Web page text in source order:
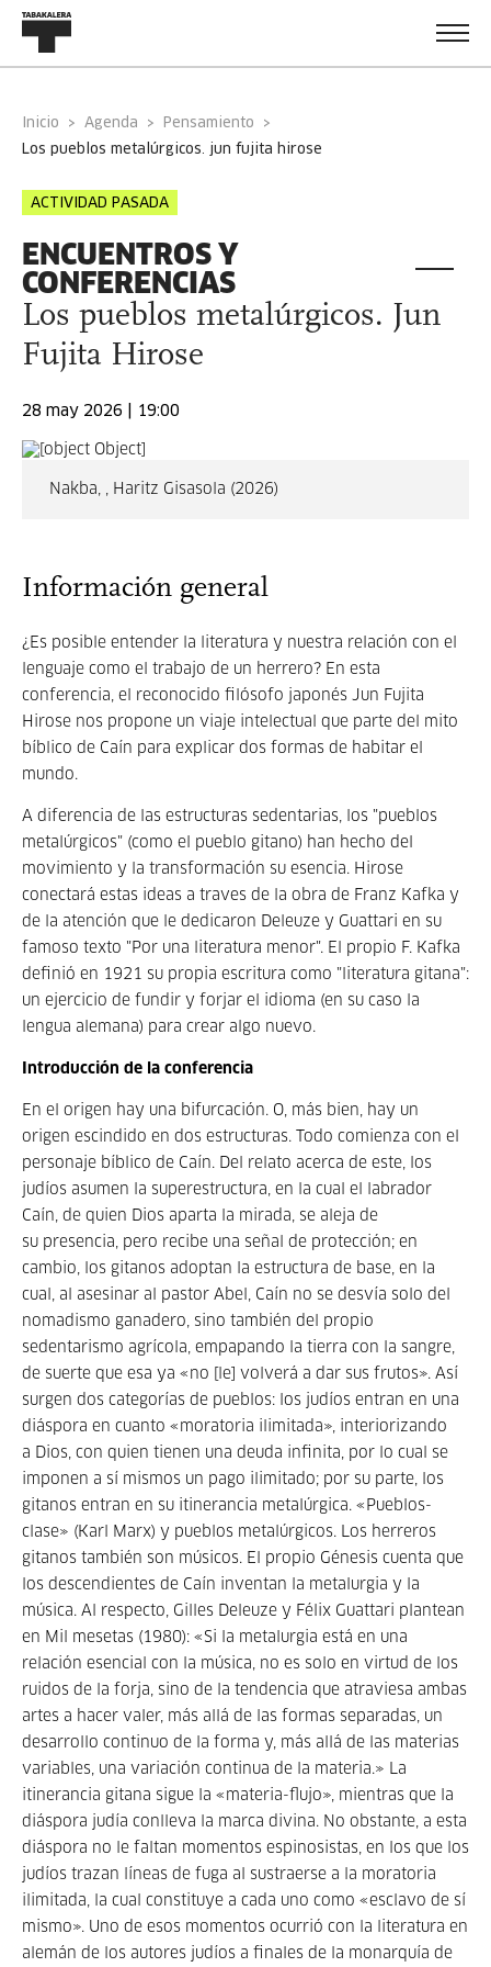
Inicio Agenda
Pensamiento
los pueblos metalúrgicos. jun fujita hirose
ACTIVIDAD PASADA
ENCUENTROS Y
CONFERENCIAS
Los pueblos metalúrgicos. Jun
Fujita Hirose
28 may 2026 | 19:00
Nakba, , Haritz Gisasola (2026)
Información general
¿Es posible entender la literatura y nuestra relación con el
lenguaje como el trabajo de un herrero? En esta
conferencia, el reconocido filósofo japonés Jun Fujita
Hirose nos propone un viaje intelectual que parte del mito
bíblico de Caín para explicar dos formas de habitar el
mundo.
A diferencia de las estructuras sedentarias, los "pueblos
metalúrgicos" (como el pueblo gitano) han hecho del
movimiento y la transformación su esencia. Hirose
conectará estas ideas a traves de la obra de Franz Kafka y
de la atención que le dedicaron Deleuze y Guattari en su
famoso texto "Por una literatura menor". El propio F. Kafka
definió en 1921 su propia escritura como "literatura gitana":
un ejercicio de fundir y forjar el idioma (en su caso la
lengua alemana) para crear algo nuevo.
Introducción de la conferencia
En el origen hay una bifurcación. O, más bien, hay un
origen escindido en dos estructuras. Todo comienza con el
personaje bíblico de Caín. Del relato acerca de este, los
judíos asumen la superestructura, en la cual el labrador
Caín, de quien Dios aparta la mirada, se aleja de
su presencia, pero recibe una señal de protección; en
cambio, los gitanos adoptan la estructura de base, en la
cual, al asesinar al pastor Abel, Caín no se desvía solo del
nomadismo ganadero, sino también del propio
sedentarismo agrícola, empapando la tierra con la sangre,
de suerte que esa ya «no [le] volverá a dar sus frutos». Así
surgen dos categorías de pueblos: los judíos entran en una
diáspora en cuanto «moratoria ilimitada», interiorizando
a Dios, con quien tienen una deuda infinita, por lo cual se
imponen a sí mismos un pago ilimitado; por su parte, los
gitanos entran en su itinerancia metalúrgica. «Pueblos-
clase» (Karl Marx) y pueblos metalúrgicos. Los herreros
gitanos también son músicos. El propio Génesis cuenta que
los descendientes de Caín inventan la metalurgia y la
música. Al respecto, Gilles Deleuze y Félix Guattari plantean
en Mil mesetas (1980): «Si la metalurgia está en una
relación esencial con la música, no es solo en virtud de los
ruidos de la forja, sino de la tendencia que atraviesa ambas
artes a hacer valer, más allá de las formas separadas, un
desarrollo continuo de la forma y, más allá de las materias
variables, una variación continua de la materia.» La
itinerancia gitana sigue la «materia-flujo», mientras que la
diáspora judía conlleva la marca divina. No obstante, a esta
diáspora no le faltan momentos espinosistas, en los que los
judíos trazan líneas de fuga al sustraerse a la moratoria
ilimitada, la cual constituye a cada uno como «esclavo de sí
mismo». Uno de esos momentos ocurrió con la literatura en
alemán de los autores judíos a finales de la monarquía de